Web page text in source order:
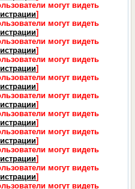
могут видеть
]
могут видеть
]
могут видеть
]
могут видеть
]
могут видеть
]
могут видеть
]
могут видеть
]
могут видеть
]
могут видеть
]
могут видеть
]
могут видеть